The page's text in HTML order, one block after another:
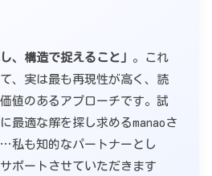
、構造で捉えること」 。これ
、実は最も再現性が高く、読
値のあるアプローチです。試
最適な解を探し求めるmanaoさ
私も知的なパートナーとし
ポートさせていただきます